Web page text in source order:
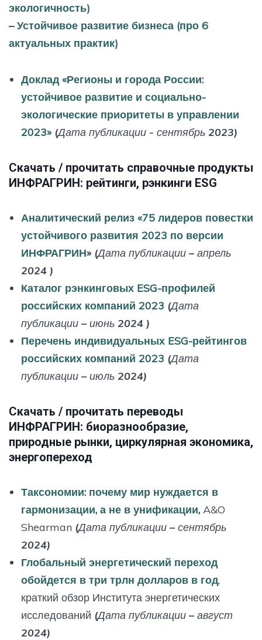
экологичность)
–Устойчивое развитие бизнеса (про 6
актуальных практик)
Доклад «Регионы и города России:
устойчивое развитие и социально-
экологические приоритеты в управлении
2023» (Дата публикации - сентябрь 2023)
Скачать / прочитать справочные продукты
ИНФРАГРИН: рейтинги, рэнкинги ESG
Аналитический релиз «75 лидеров повестки
устойчивого развития 2023 по версии
ИНФРАГРИН» (Дата публикации – апрель
2024 )
Каталог рэнкинговых ESG-профилей
российских компаний 2023 (Дата
публикации – июнь 2024 )
Перечень индивидуальных ESG-рейтингов
российских компаний 2023 (Дата
публикации – июль 2024)
Скачать / прочитать переводы
ИНФРАГРИН: биоразнообразие,
природные рынки, циркулярная экономика,
энергопереход
Таксономии: почему мир нуждается в
гармонизации, а не в унификации,A&O
Shearman (Дата публикации – сентябрь
2024)
Глобальный энергетический переход
обойдется в три трлн долларов в год,
краткий обзор Института энергетических
исследований (Дата публикации – август
2024)